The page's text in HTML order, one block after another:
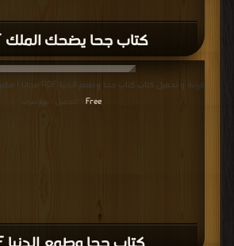
كتاب جحا يضحك الملك PDF
قراءة و تحميل كتاب كتاب جحا وطمع الدنيا PDF مجانا | مكتبة >
Free
| التحميل : مرة/مرات